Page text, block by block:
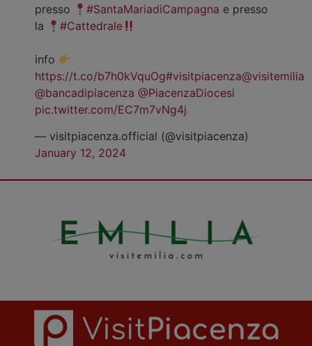
presso
#SantaMariadiCampagna e presso
la
#Cattedrale
info
https://t.co/b7h0kVquOg#visitpiacenza@visitemilia
@bancadipiacenza @PiacenzaDiocesi
pic.twitter.com/EC7m7vNg4j
— visitpiacenza.official (@visitpiacenza)
January 12, 2024